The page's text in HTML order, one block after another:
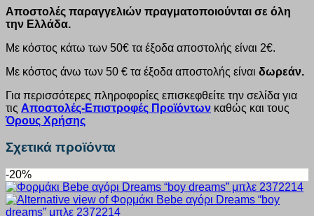
Αποστολές παραγγελιών πραγματοποιούνται σε όλη
την Ελλάδα.
Με κόστος κάτω των 50€ τα έξοδα αποστολής είναι 2€.
Με κόστος άνω των 50 € τα έξοδα αποστολής είναι δωρεάν.
Για περισσότερες πληροφορίες επισκεφθείτε την σελίδα για
τις Αποστολές-Επιστροφές Προϊόντων καθώς και τους
Όρους Χρήσης
Σχετικά προϊόντα
-20%